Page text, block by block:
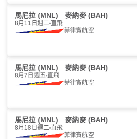
馬尼拉 (MNL) 麥納麥 (BAH)
8月11日週二 直飛
菲律賓航空
馬尼拉 (MNL) 麥納麥 (BAH)
8月7日週五 直飛
菲律賓航空
馬尼拉 (MNL) 麥納麥 (BAH)
8月18日週二 直飛
菲律賓航空